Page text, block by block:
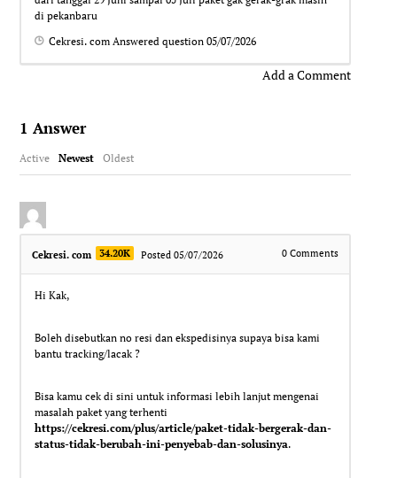
di pekanbaru
Cekresi. com Answered question05/07/2026
Add a Comment
1 Answer
Active Newest Oldest
Cekresi. com 34.20K Posted 05/07/2026 0Comments
Hi Kak,
Boleh disebutkan no resi dan ekspedisinya supaya bisa kami
bantu tracking/lacak ?
Bisa kamu cek di sini untuk informasi lebih lanjut mengenai
masalah paket yang terhenti
https://cekresi.com/plus/article/paket-tidak-bergerak-dan-
status-tidak-berubah-ini-penyebab-dan-solusinya.